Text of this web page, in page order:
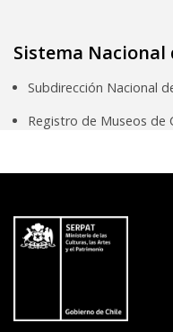
Sistema Nacional
Subdirección Nacional
Registro de Museos de